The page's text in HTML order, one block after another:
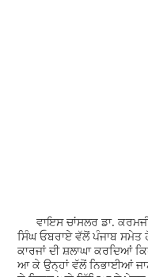
ਵਾਇਸ ਚਾਂਸਲਰ ਡਾ.
ਸਿੰਘ ਓਬਰਾਏ ਵੱਲੋਂ ਪੰਜਾਬ ਸਮੇਤ
ਕਾਰਜਾਂ ਦੀ ਸ਼ਲਾਘਾ ਕਰਦਿਆਂ
ਆ ਕੇ ਉਨ੍ਹਾਂ ਵੱਲੋਂ ਨਿਭਾਈਆਂ